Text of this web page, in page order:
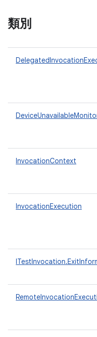
類別
InvocationContext
InvocationExecution